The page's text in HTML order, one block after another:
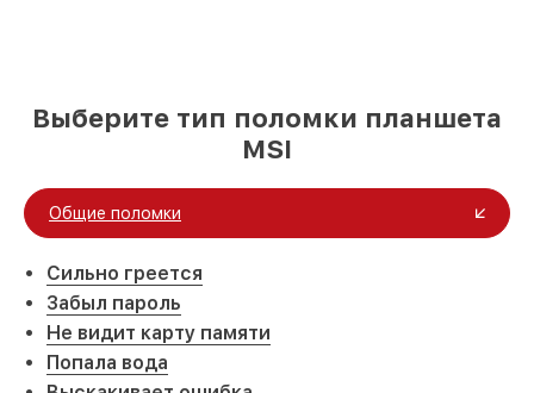
Выберите тип поломки планшета
MSI
Общие поломки
Сильно греется
Забыл пароль
Не видит карту памяти
Попала вода